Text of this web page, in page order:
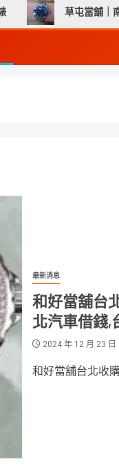
草屯當舖｜南投收購
最新消息
和好當舖台
北汽車借錢,
2024 年 12 月 23 日
和好當舖台北收